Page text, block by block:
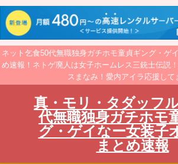
ネット乞食50代無職独身ガチホモ童貞ギング・ゲ
め速報！ネトゲ廃人は女子ホームレス三銃士伝説
スまなみ！愛内アイラ応援して
真・モリ・タダッフ
代無職独身ガチホモ
グ・ゲイなー女装子
まとめ速報